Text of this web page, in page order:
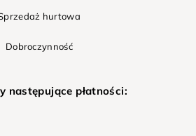
hurtowa
Dobroczynność
następujące płatności: